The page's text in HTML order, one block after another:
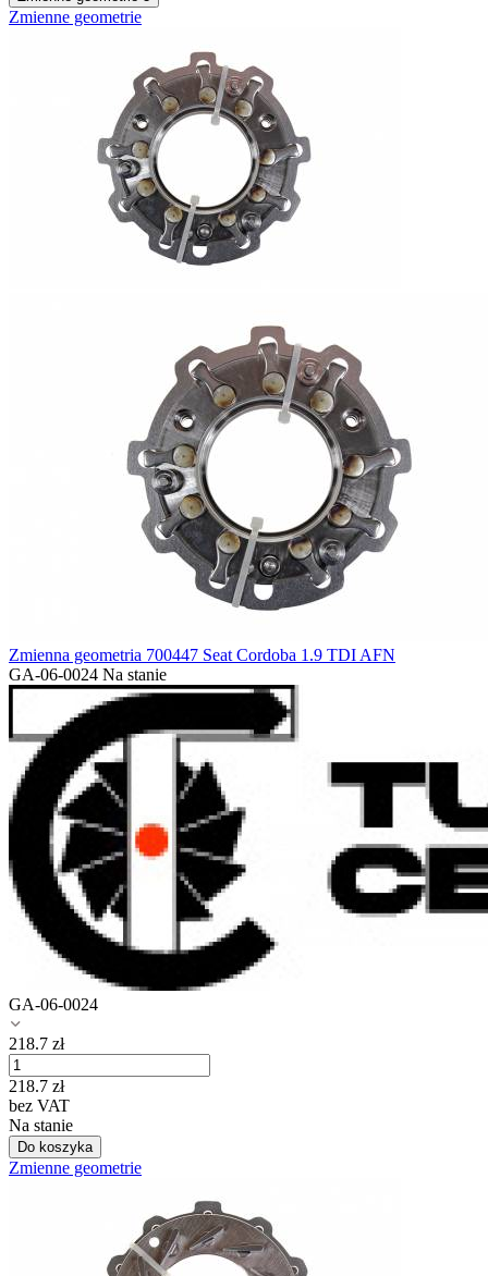
Zmienne geometrie
Zmienna geometria 700447 Seat Cordoba 1.9 TDI AFN
GA-06-0024 Na stanie
GA-06-0024
218.7 zł
218.7 zł
bez VAT
Na stanie
Do koszyka
Zmienne geometrie